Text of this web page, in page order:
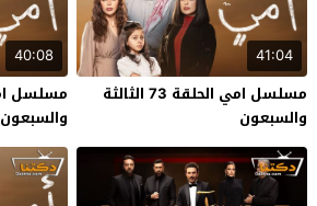
41:04
مسلسل امي الحلقة 73 الثالثة
والسبعون
40:08
والسبعون